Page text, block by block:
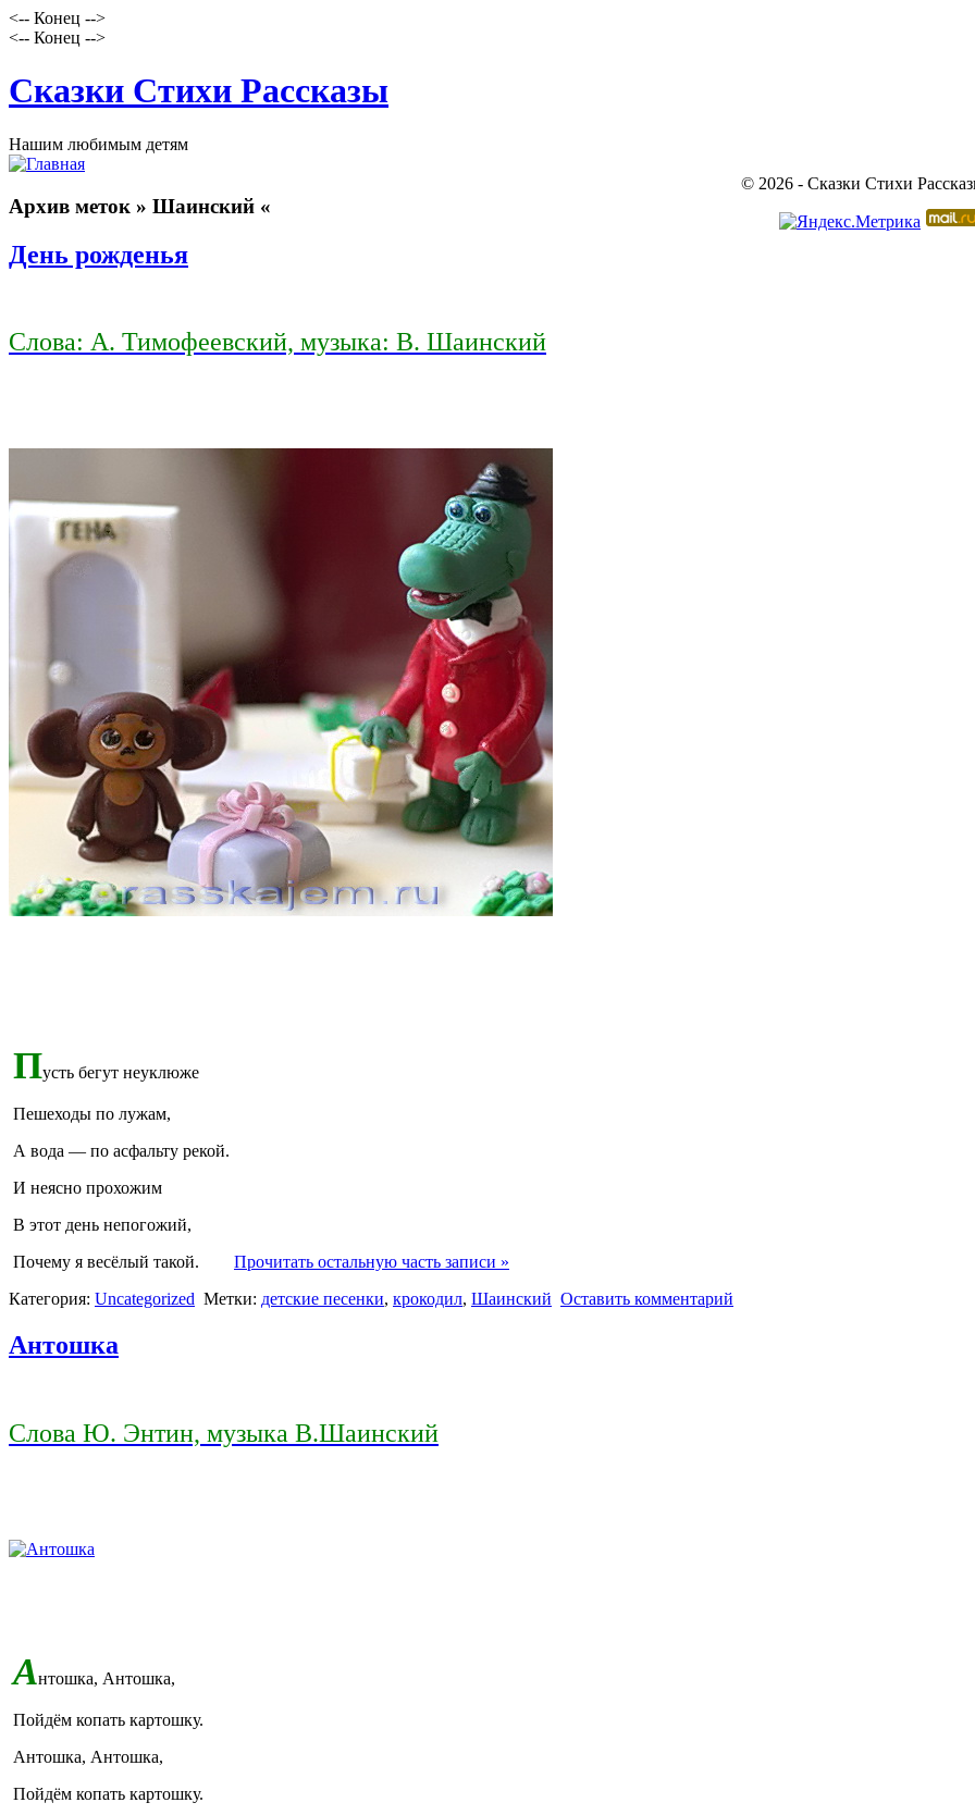
<-- Конец -->
<-- Конец -->
Сказки Стихи Рассказы
Нашим любимым детям
Архив меток » Шаинский «
День рожденья
Слова: А. Тимофеевский, музыка: В. Шаинский
Пусть бегут неуклюже
Пешеходы по лужам,
А вода — по асфальту рекой.
И неясно прохожим
В этот день непогожий,
Почему я весёлый такой.
Прочитать остальную часть записи »
Категория: Uncategorized Метки: детские песенки, крокодил, Шаинский Оставить комментарий
Антошка
Слова Ю. Энтин, музыка В.Шаинский
Антошка, Антошка,
Пойдём копать картошку.
Антошка, Антошка,
Пойдём копать картошку.
© 2026 - Сказки Стихи